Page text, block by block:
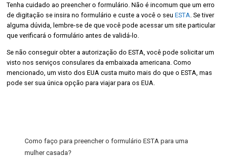
Tenha cuidado ao preencher o formulário. Não é incomum que um erro
de digitação se insira no formulário e custe a você o seu ESTA . Se tiver
alguma dúvida, lembre-se de que você pode acessar um site particular
que verificará o formulário antes de validá-lo.
Se não conseguir obter a autorização do ESTA, você pode solicitar um
visto nos serviços consulares da embaixada americana. Como
mencionado, um visto dos EUA custa muito mais do que o ESTA, mas
pode ser sua única opção para viajar para os EUA.
Como faço para preencher o formulário ESTA para uma
mulher casada?